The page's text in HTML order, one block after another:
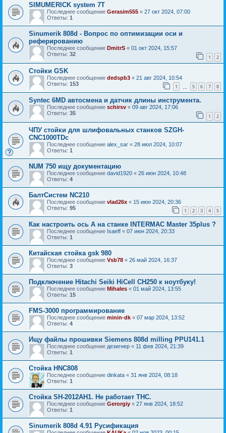
SIMUMERICK system 7T
Последнее сообщение Gerasim555 « 27 окт 2024, 07:00
Ответы: 1
Sinumerik 808d - Вопрос по оптимизации оси и
реферированию
Последнее сообщение DmitrS « 01 окт 2024, 15:57
Ответы: 32 1 2
Стойки GSK
Последнее сообщение dedspb3 « 21 авг 2024, 10:54
Ответы: 153 1 5 6 7 8
Syntec 6MD автосмена и датчик длины инструмента.
Последнее сообщение schirsv « 09 авг 2024, 17:06
Ответы: 35 1 2
ЧПУ стойки для шлифовальных станков SZGH-
CNC1000TDc
Последнее сообщение alex_sar « 28 июл 2024, 10:07
Ответы: 1
NUM 750 ищу документацию
Последнее сообщение david1920 « 26 июн 2024, 10:48
Ответы: 4
БалтСистем NC210
Последнее сообщение vlad26x « 15 июн 2024, 20:36
Ответы: 95 1 2 3 4 5
Как настроить ось А на станке INTERMAC Master 35plus ?
Последнее сообщение Isaeff « 07 июн 2024, 20:33
Ответы: 1
Китайская стойка gsk 980
Последнее сообщение Vsb78 « 26 май 2024, 16:37
Ответы: 3
Подключение Hitachi Seiki HiCell CH250 к ноутбуку!
Последнее сообщение Mihales « 01 май 2024, 13:55
Ответы: 15
FMS-3000 программирование
Последнее сообщение minin-dk « 07 мар 2024, 13:52
Ответы: 4
Ищу файлы прошивки Siemens 808d milling PPU141.1
Последнее сообщение дезигнер « 11 фев 2024, 21:39
Ответы: 1
Стойка HNC808
Последнее сообщение dinkata « 31 янв 2024, 08:18
Ответы: 1
Стойка SH-2012AH1. Не работает THC.
Последнее сообщение Gerorgiy « 27 янв 2024, 18:52
Ответы: 1
Sinumerik 808d 4.91 Русификация